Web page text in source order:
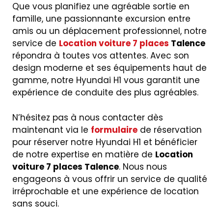
Que vous planifiez une agréable sortie en
famille, une passionnante excursion entre
amis ou un déplacement professionnel, notre
service de Location voiture 7 places Talence
répondra à toutes vos attentes. Avec son
design moderne et ses équipements haut de
gamme, notre Hyundai H1 vous garantit une
expérience de conduite des plus agréables.
N’hésitez pas à nous contacter dès
maintenant via le formulaire de réservation
pour réserver notre Hyundai H1 et bénéficier
de notre expertise en matière de Location
voiture 7 places Talence. Nous nous
engageons à vous offrir un service de qualité
irréprochable et une expérience de location
sans souci.